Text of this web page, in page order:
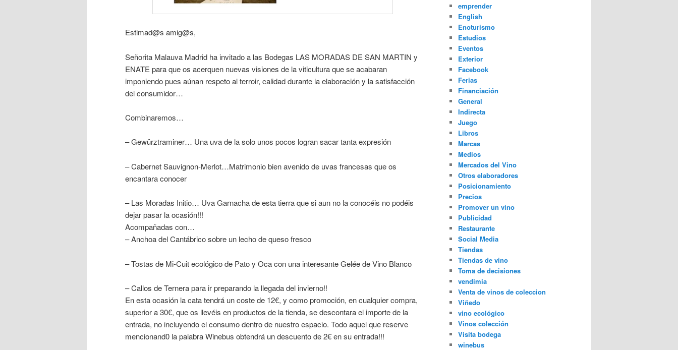
Estimad@s amig@s,
Señorita Malauva Madrid ha invitado a las Bodegas LAS MORADAS DE SAN MARTIN y
ENATE para que os acerquen nuevas visiones de la viticultura que se acabaran
imponiendo pues aúnan respeto al terroir, calidad durante la elaboración y la satisfacción
del consumidor…
Combinaremos…
– Gewürztraminer… Una uva de la solo unos pocos logran sacar tanta expresión
– Cabernet Sauvignon-Merlot…Matrimonio bien avenido de uvas francesas que os
encantara conocer
– Las Moradas Initio… Uva Garnacha de esta tierra que si aun no la conocéis no podéis
dejar pasar la ocasión!!!
Acompañadas con…
– Anchoa del Cantábrico sobre un lecho de queso fresco
– Tostas de Mi-Cuit ecológico de Pato y Oca con una interesante Gelée de Vino Blanco
– Callos de Ternera para ir preparando la llegada del invierno!!
En esta ocasión la cata tendrá un coste de 12€, y como promoción, en cualquier compra,
superior a 30€, que os llevéis en productos de la tienda, se descontara el importe de la
entrada, no incluyendo el consumo dentro de nuestro espacio. Todo aquel que reserve
mencionand0 la palabra Winebus obtendrá un descuento de 2€ en su entrada!!!
emprender
English
Enoturismo
Estudios
Eventos
Exterior
Facebook
Ferias
Financiación
General
Indirecta
Juego
Libros
Marcas
Medios
Mercados del Vino
Otros elaboradores
Posicionamiento
Precios
Promover un vino
Publicidad
Restaurante
Social Media
Tiendas
Tiendas de vino
Toma de decisiones
vendimia
Venta de vinos de coleccion
Viñedo
vino ecológico
Vinos colección
Visita bodega
winebus